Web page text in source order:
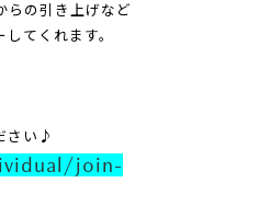
らの引き上げなど
してくれます。
さい♪
join-